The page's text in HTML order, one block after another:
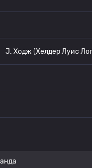
(Хелдер Луис
J. Ходж